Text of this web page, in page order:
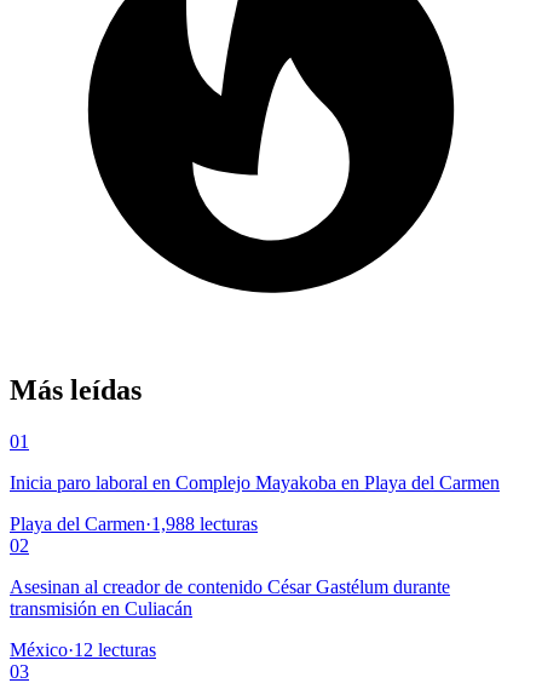
Más leídas
01
Inicia paro laboral en Complejo Mayakoba en Playa del Carmen
Playa del Carmen·1,988 lecturas
02
Asesinan al creador de contenido César Gastélum durante
transmisión en Culiacán
México·12 lecturas
03